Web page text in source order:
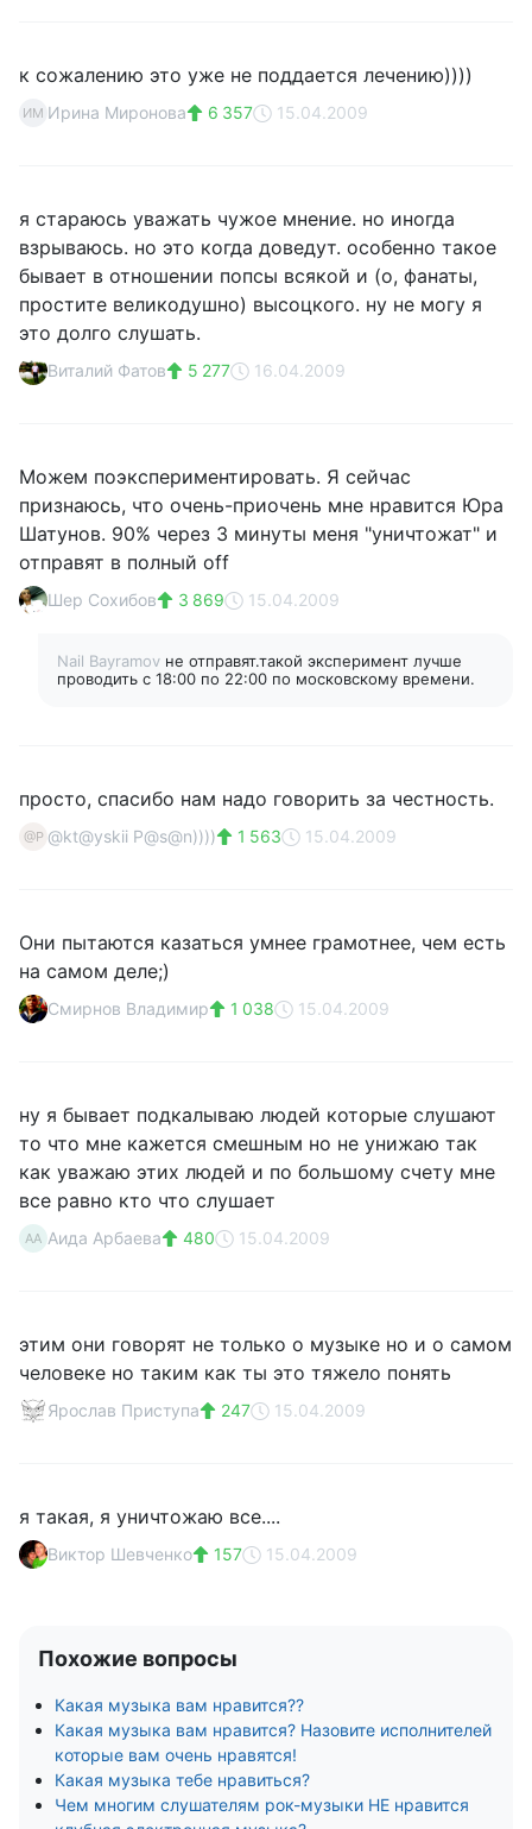
к сожалению это уже не поддается лечению))))
ИМ Ирина Миронова 6 357 15.04.2009
я стараюсь уважать чужое мнение. но иногда
взрываюсь. но это когда доведут. особенно такое
бывает в отношении попсы всякой и (о, фанаты,
простите великодушно) высоцкого. ну не могу я
это долго слушать.
Bиталий Фатов 5 277 16.04.2009
Можем поэкспериментировать. Я сейчас
признаюсь, что очень-приочень мне нравится Юра
Шатунов. 90% через 3 минуты меня "уничтожат" и
отправят в полный off
Шер Сохибов 3 869 15.04.2009
Nail Bayramov не отправят.такой эксперимент лучше
проводить с 18:00 по 22:00 по московскому времени.
просто, спасибо нам надо говорить за честность.
@P @kt@yskii P@s@n)))) 1 563 15.04.2009
Они пытаются казаться умнее грамотнее, чем есть
на самом деле;)
Смирнов Владимир 1 038 15.04.2009
ну я бывает подкалываю людей которые слушают
то что мне кажется смешным но не унижаю так
как уважаю этих людей и по большому счету мне
все равно кто что слушает
АА Аида Арбаева 480 15.04.2009
этим они говорят не только о музыке но и о самом
человеке но таким как ты это тяжело понять
Ярослав Приступа 247 15.04.2009
я такая, я уничтожаю все....
Виктор Шевченко 157 15.04.2009
Похожие вопросы
Какая музыка вам нравится??
Какая музыка вам нравится? Назовите исполнителей
которые вам очень нравятся!
Какая музыка тебе нравиться?
Чем многим слушателям рок-музыки НЕ нравится